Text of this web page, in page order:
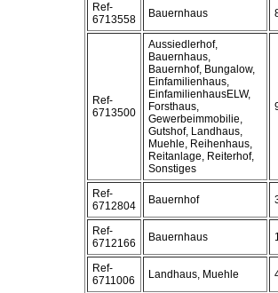
Ref-
6713558
Bauernhaus
Ref-
6713500
Aussiedlerhof,
Bauernhaus,
Bauernhof, Bungalow,
Einfamilienhaus,
EinfamilienhausELW,
Forsthaus,
Gewerbeimmobilie,
Gutshof, Landhaus,
Muehle, Reihenhaus,
Reitanlage, Reiterhof,
Sonstiges
Ref-
6712804
Bauernhof
Ref-
6712166
Bauernhaus
Ref-
6711006
Landhaus, Muehle